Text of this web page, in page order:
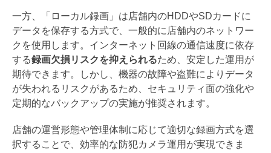
一方、「ローカル録画」は店舗内のHDDやSDカードに
データを保存する方式で、一般的に店舗内のネットワー
クを使用します。インターネット回線の通信速度に依存
する録画欠損リスクを抑えられるため、安定した運用が
期待できます。しかし、機器の故障や盗難によりデータ
が失われるリスクがあるため、セキュリティ面の強化や
定期的なバックアップの実施が推奨されます。
店舗の運営形態や管理体制に応じて適切な録画方式を選
択することで、効率的な防犯カメラ運用が実現できま